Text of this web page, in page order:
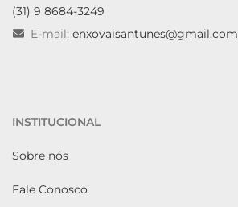
(31) 9 8684-3249
E-mail: enxovaisantunes@gmail.com
INSTITUCIONAL
Sobre nós
Fale Conosco